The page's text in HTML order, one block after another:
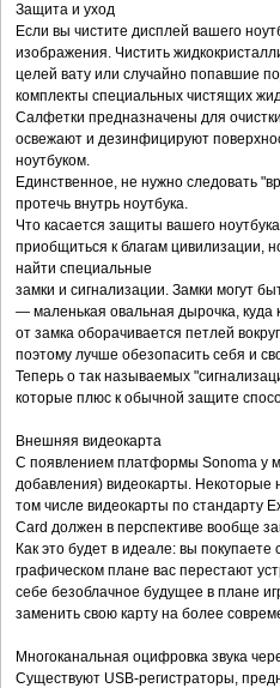
Защита и уход
Если вы чистите дисплей вашего
изображения. Чистить
целей вату или случайно попавшие
комплекты специальных чистящих
Салфетки предназначены для
освежают и дезинфицируют
ноутбуком.
Единственное, не нужно следовать
протечь внутрь ноутбука.
Что касается защиты вашего
приобщиться к благам цивилизации,
найти специальные
замки и сигнализации. Замки могут
— маленькая овальная дырочка, куда
от замка оборачивается петлей
поэтому лучше обезопасить себя и
Теперь о так называемых
которые плюс к обычной защите
Внешняя видеокарта
С появлением платформы Sonoma у
добавления) видеокарты. Некоторые
том числе видеокарты по стандарту
Card должен в перспективе вообще
Как это будет в идеале: вы
графическом плане вас перестают
себе безоблачное будущее в плане
заменить свою карту на более
Многоканальная оцифровка звука
Существуют USB-регистраторы,